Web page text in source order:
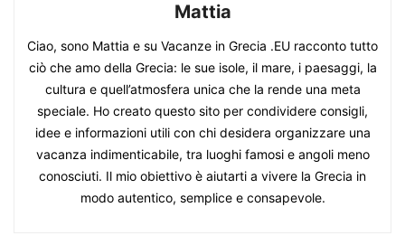
Mattia
Ciao, sono Mattia e su Vacanze in Grecia .EU racconto tutto
ciò che amo della Grecia: le sue isole, il mare, i paesaggi, la
cultura e quell’atmosfera unica che la rende una meta
speciale. Ho creato questo sito per condividere consigli,
idee e informazioni utili con chi desidera organizzare una
vacanza indimenticabile, tra luoghi famosi e angoli meno
conosciuti. Il mio obiettivo è aiutarti a vivere la Grecia in
modo autentico, semplice e consapevole.